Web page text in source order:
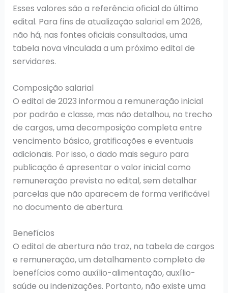
Esses valores são a referência oficial do último
edital. Para fins de atualização salarial em 2026,
não há, nas fontes oficiais consultadas, uma
tabela nova vinculada a um próximo edital de
servidores.
Composição salarial
O edital de 2023 informou a remuneração inicial
por padrão e classe, mas não detalhou, no trecho
de cargos, uma decomposição completa entre
vencimento básico, gratificações e eventuais
adicionais. Por isso, o dado mais seguro para
publicação é apresentar o valor inicial como
remuneração prevista no edital, sem detalhar
parcelas que não aparecem de forma verificável
no documento de abertura.
Benefícios
O edital de abertura não traz, na tabela de cargos
e remuneração, um detalhamento completo de
benefícios como auxílio-alimentação, auxílio-
saúde ou indenizações. Portanto, não existe uma